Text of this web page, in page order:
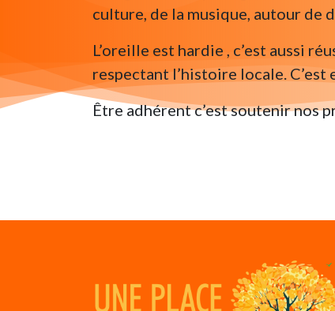
culture, de la musique, autour de
L’oreille est hardie , c’est aussi
respectant l’histoire locale.
Être adhérent c’est soutenir nos